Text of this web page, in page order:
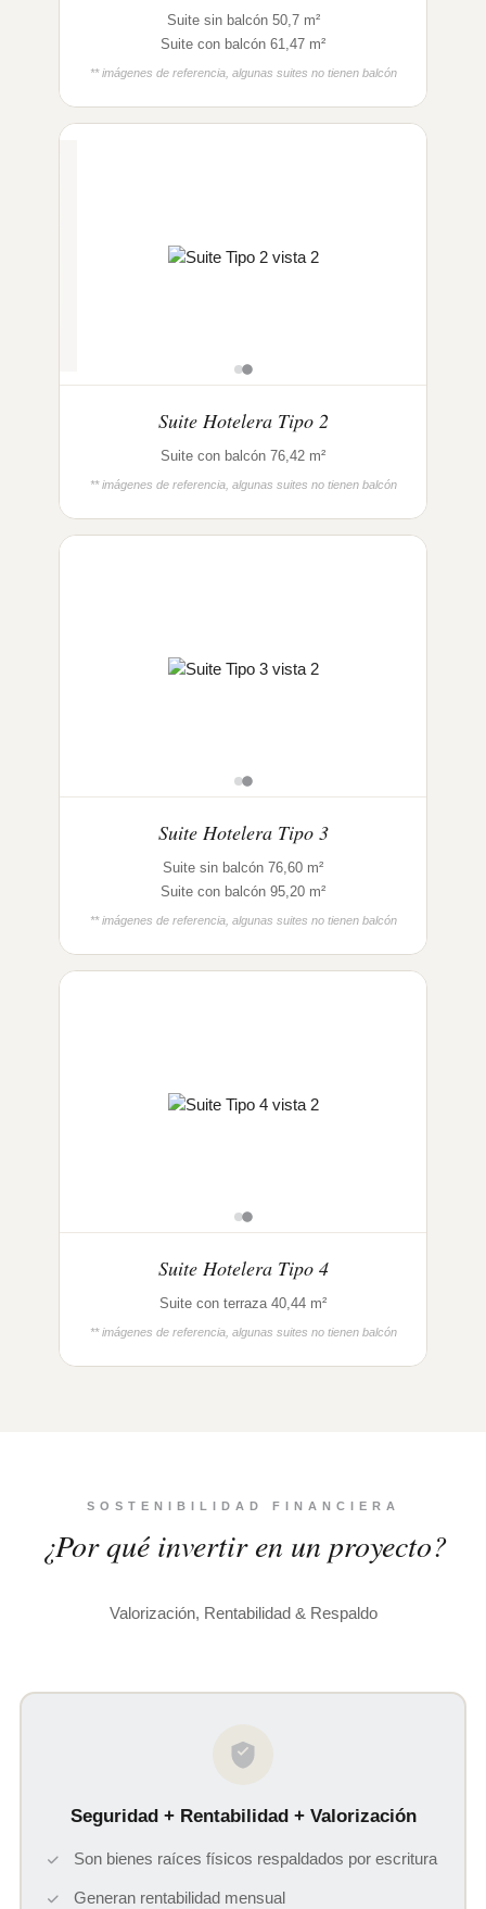
Suite sin balcón 50,7 m²
Suite con balcón 61,47 m²
** imágenes de referencia, algunas suites no tienen balcón
Suite Hotelera Tipo 2
Suite con balcón 76,42 m²
** imágenes de referencia, algunas suites no tienen balcón
Suite Hotelera Tipo 3
Suite sin balcón 76,60 m²
Suite con balcón 95,20 m²
** imágenes de referencia, algunas suites no tienen balcón
Suite Hotelera Tipo 4
Suite con terraza 40,44 m²
** imágenes de referencia, algunas suites no tienen balcón
SOSTENIBILIDAD FINANCIERA
¿Por qué invertir en un proyecto?
Valorización, Rentabilidad & Respaldo
Seguridad + Rentabilidad + Valorización
Son bienes raíces físicos respaldados por escritura
Generan rentabilidad mensual